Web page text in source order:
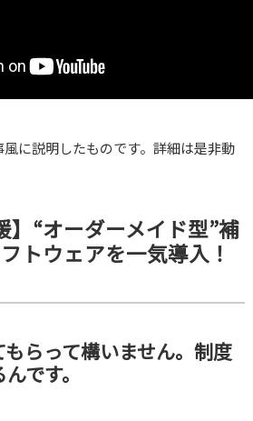
に説明したものです。詳細は是非動
】“オーダーメイド型”補
トウェアを一気導入！
らって構いません。制度
です。